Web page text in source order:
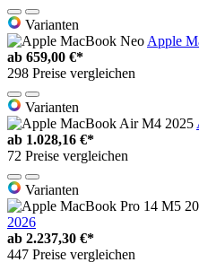
Varianten
Apple
ab 659,00 €*
298 Preise vergleichen
Varianten
ab 1.028,16 €*
72 Preise vergleichen
Varianten
2026
ab 2.237,30 €*
447 Preise vergleichen